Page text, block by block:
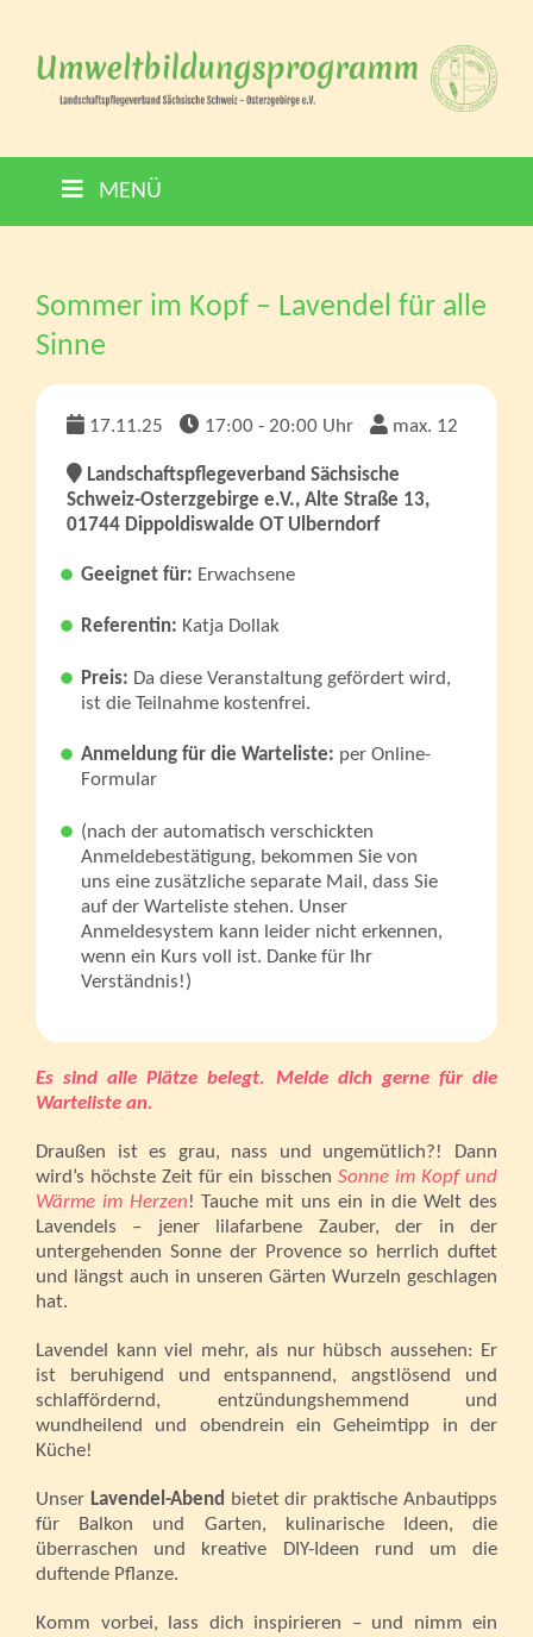
MENÜ
Sommer im Kopf – Lavendel für alle
Sinne
17.11.25 17:00 - 20:00 Uhr max. 12
Landschaftspflegeverband Sächsische
Schweiz-Osterzgebirge e.V., Alte Straße 13,
01744 Dippoldiswalde OT Ulberndorf
Geeignet für: Erwachsene
Referentin: Katja Dollak
Preis: Da diese Veranstaltung gefördert wird,
ist die Teilnahme kostenfrei.
Anmeldung für die Warteliste: per Online-
Formular
(nach der automatisch verschickten
Anmeldebestätigung, bekommen Sie von
uns eine zusätzliche separate Mail, dass Sie
auf der Warteliste stehen. Unser
Anmeldesystem kann leider nicht erkennen,
wenn ein Kurs voll ist. Danke für Ihr
Verständnis!)
Es sind alle Plätze belegt. Melde dich gerne für die
Warteliste an.
Draußen ist es grau, nass und ungemütlich?! Dann
wird’s höchste Zeit für ein bisschen Sonne im Kopf und
Wärme im Herzen! Tauche mit uns ein in die Welt des
Lavendels – jener lilafarbene Zauber, der in der
untergehenden Sonne der Provence so herrlich duftet
und längst auch in unseren Gärten Wurzeln geschlagen
hat.
Lavendel kann viel mehr, als nur hübsch aussehen: Er
ist beruhigend und entspannend, angstlösend und
schlaffördernd, entzündungshemmend und
wundheilend und obendrein ein Geheimtipp in der
Küche!
Unser Lavendel-Abend bietet dir praktische Anbautipps
für Balkon und Garten, kulinarische Ideen, die
überraschen und kreative DIY-Ideen rund um die
duftende Pflanze.
Komm vorbei, lass dich inspirieren – und nimm ein